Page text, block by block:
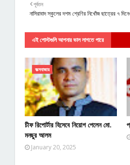
পূর্বতন
নাসিরাবাদ স্কুলের দশম শ্রেণির নিখোঁজ ছাত্রের ৭
এই পোস্টগুলি আপনার ভাল লাগতে পারে
কক্সবাজার
চীফ রিপোর্টার হিসেবে নিয়োগ পেলেন মো.
মনছুর আলম
January 20, 2025